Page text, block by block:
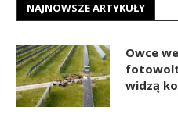
NAJNOWSZE ARTYKUŁY
Owce
widzą